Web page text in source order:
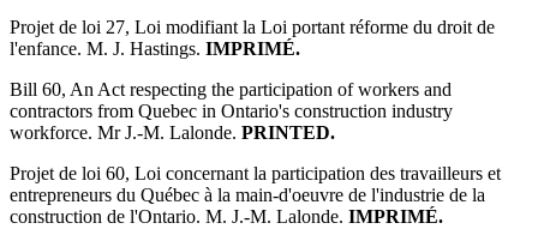
Projet de loi 27, Loi modifiant la Loi portant réforme du droit de
l'enfance. M. J. Hastings. IMPRIMÉ.
Bill 60, An Act respecting the participation of workers and
contractors from Quebec in Ontario's construction industry
workforce. Mr J.-M. Lalonde. PRINTED.
Projet de loi 60, Loi concernant la participation des travailleurs et
entrepreneurs du Québec à la main-d'oeuvre de l'industrie de la
construction de l'Ontario. M. J.-M. Lalonde. IMPRIMÉ.